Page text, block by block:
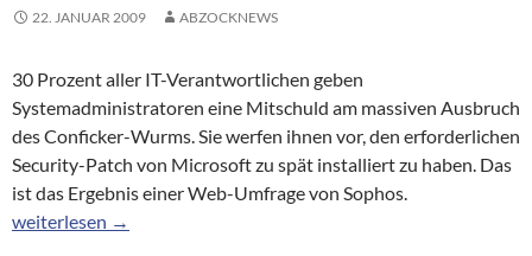
22. JANUAR 2009 ABZOCKNEWS
30 Prozent aller IT-Verantwortlichen geben
Systemadministratoren eine Mitschuld am massiven Ausbruch
des Conficker-Wurms. Sie werfen ihnen vor, den erforderlichen
Security-Patch von Microsoft zu spät installiert zu haben. Das
ist das Ergebnis einer Web-Umfrage von Sophos.
Umfrage: Admins sind mit schuld an Conficker-Verbreitung
weiterlesen →